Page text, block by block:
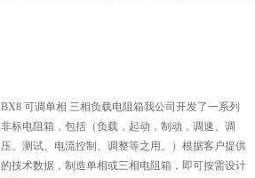
BX8 可调单相 三相负载电阻箱我公司开发了一系列
非标电阻箱，包括（负载，起动，制动，调速、调
压、测试、电流控制、调整等之用。）根据客户提供
的技术数据，制造单相或三相电阻箱，即可按需设计